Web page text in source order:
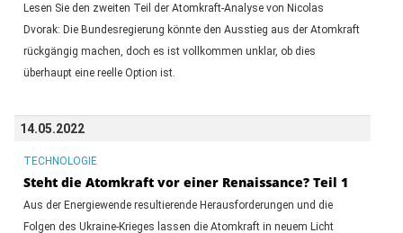
Lesen Sie den zweiten Teil der Atomkraft-Analyse von Nicolas
Dvorak: Die Bundesregierung könnte den Ausstieg aus der Atomkraft
rückgängig machen, doch es ist vollkommen unklar, ob dies
überhaupt eine reelle Option ist.
14.05.2022
TECHNOLOGIE
Steht die Atomkraft vor einer Renaissance? Teil 1
Aus der Energiewende resultierende Herausforderungen und die
Folgen des Ukraine-Krieges lassen die Atomkraft in neuem Licht